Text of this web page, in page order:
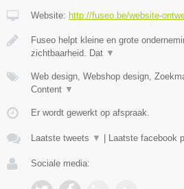
Website: http://fuseo.be/website-
Fuseo helpt kleine en grote
zichtbaarheid. Dat ▼
Web design, Webshop design,
Content ▼
Er wordt gewerkt op afspraak.
Laatste tweets ▼ | Laatste facebook
Sociale media: